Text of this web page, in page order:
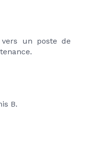
vers un poste de
B.